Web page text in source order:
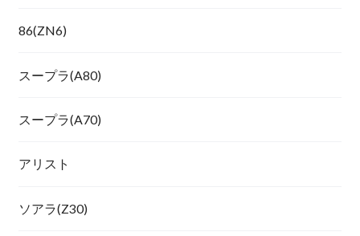
86(ZN6)
スープラ(A80)
スープラ(A70)
アリスト
ソアラ(Z30)